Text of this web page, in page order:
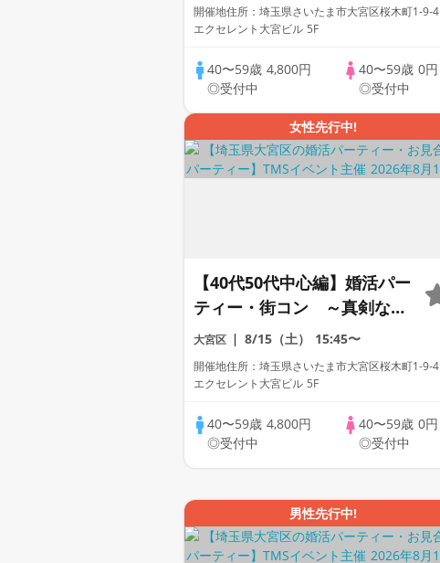
開催地住所：埼玉県さいたま市大宮区桜木町1-9-4
エクセレント大宮ビル 5F
40〜59歳 4,800円
◎受付中
40〜59歳 0円
◎受付中
女性先行中!
【40代50代中心編】婚活パー
ティー・街コン ～真剣な出
会い～
大宮区 8/15（土） 15:45〜
開催地住所：埼玉県さいたま市大宮区桜木町1-9-4
エクセレント大宮ビル 5F
40〜59歳 4,800円
◎受付中
40〜59歳 0円
◎受付中
男性先行中!